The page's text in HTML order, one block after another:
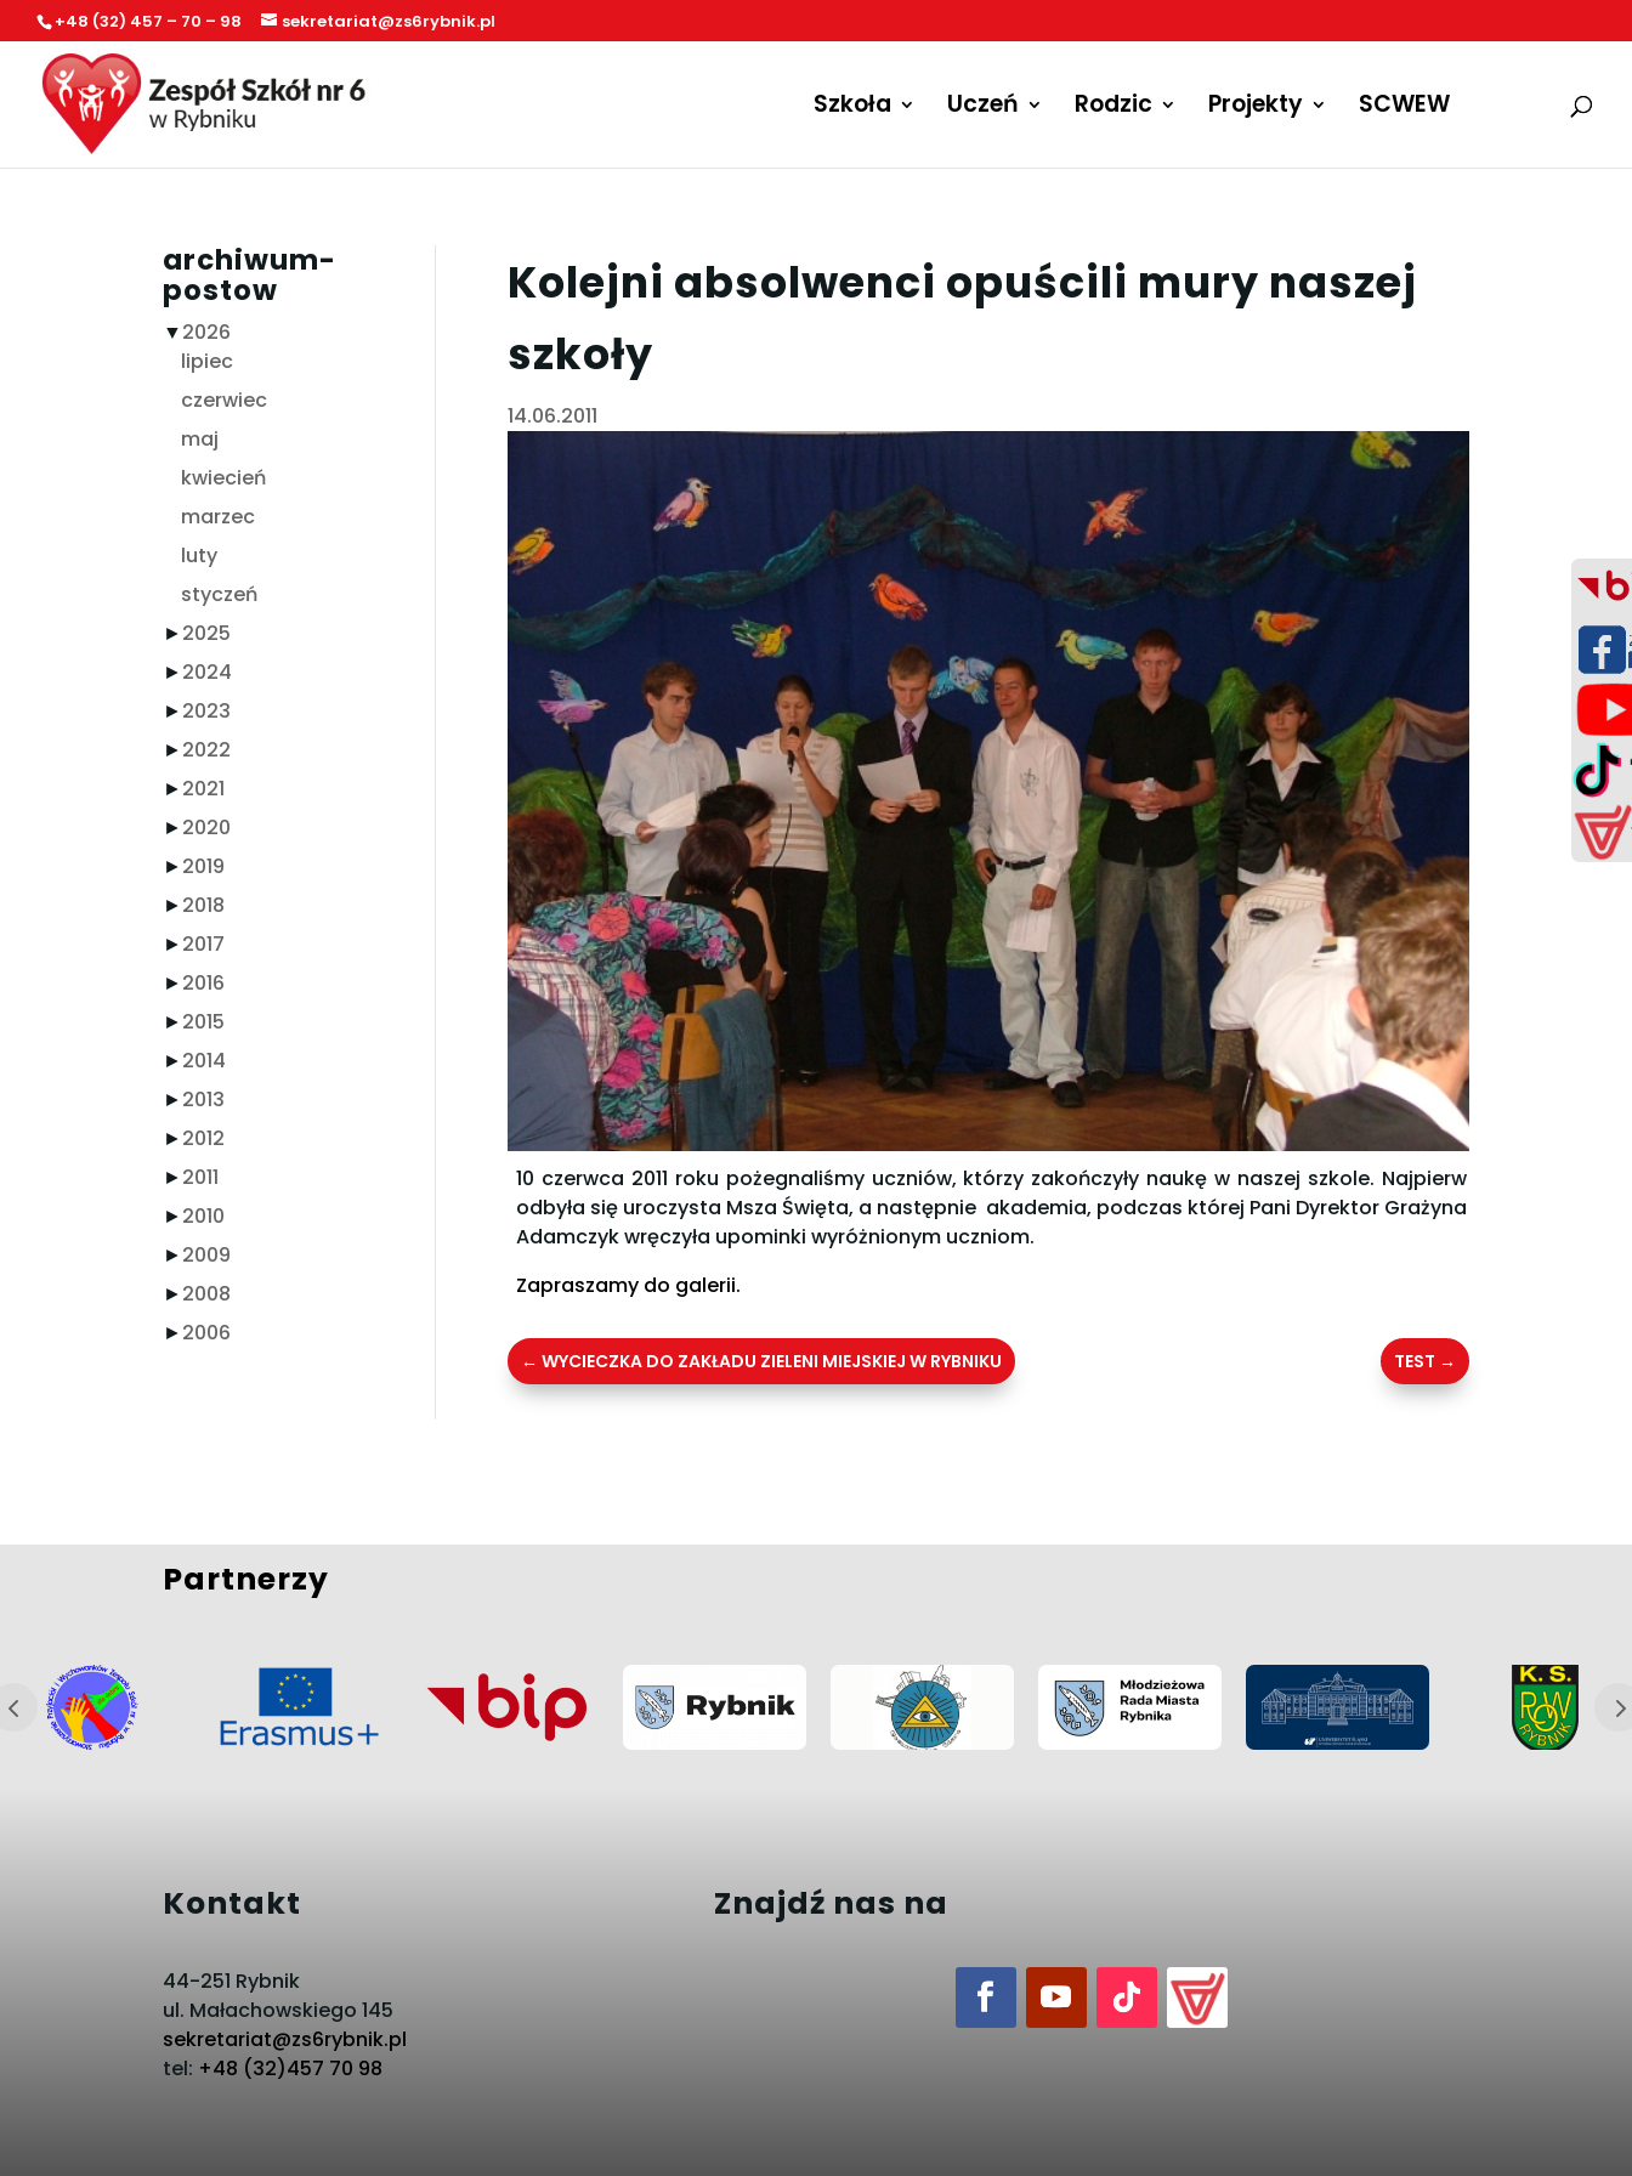
+48 (32) 457 – 70 – 98 sekretariat@zs6rybnik.pl
Szkoła Uczeń Rodzic Projekty SCWEW
archiwum-
postow
▼2026
lipiec
czerwiec
maj
kwiecień
marzec
luty
styczeń
►2025
►2024
►2023
►2022
►2021
►2020
►2019
►2018
►2017
►2016
►2015
►2014
►2013
►2012
►2011
►2010
►2009
►2008
►2006
Kolejni absolwenci opuścili mury naszej
szkoły
14.06.2011
10 czerwca 2011 roku pożegnaliśmy uczniów, którzy zakończyły naukę w naszej szkole. Najpierw
odbyła się uroczysta Msza Święta, a następnie akademia, podczas której Pani Dyrektor Grażyna
Adamczyk wręczyła upominki wyróżnionym uczniom.
Zapraszamy do galerii.
← WYCIECZKA DO ZAKŁADU ZIELENI MIEJSKIEJ W RYBNIKU TEST →
Partnerzy
Kontakt
44-251 Rybnik
ul. Małachowskiego 145
sekretariat@zs6rybnik.pl
tel: +48 (32)457 70 98
Znajdź nas na